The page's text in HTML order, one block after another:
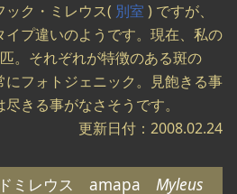
ック・ミレウス( 別室 ) ですが、
プ違いのようです。現在、私の
。それぞれが特徴のある斑の
フォトジェニック。見飽きる事
きる事がなさそうです。
更新日付：2008.02.24
ドミレウス amapa Myleus